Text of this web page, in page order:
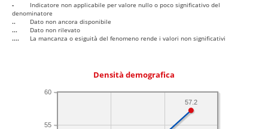
-
Indicatore non applicabile per valore nullo o poco significativo del
denominatore
..
Dato non ancora disponibile
...
Dato non rilevato
....
La mancanza o esiguità del fenomeno rende i valori non significativi
Densità demografica
55
60
57.2